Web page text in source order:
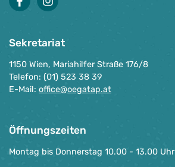
facebookinstagram
Sekretariat
1150 Wien, Mariahilfer Straße 176/8
Telefon: (01) 523 38 39
E-Mail: office@oegatap.at
Öffnungszeiten
Montag bis Donnerstag 10.00 - 13.00 Uhr